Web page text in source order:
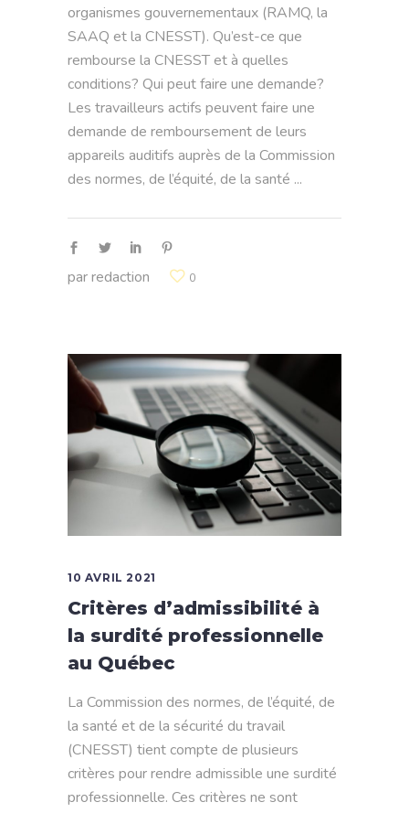
organismes gouvernementaux (RAMQ, la
SAAQ et la CNESST). Qu’est-ce que
rembourse la CNESST et à quelles
conditions? Qui peut faire une demande?
Les travailleurs actifs peuvent faire une
demande de remboursement de leurs
appareils auditifs auprès de la Commission
des normes, de l’équité, de la santé
parredaction 0
10 AVRIL 2021
Critères d’admissibilité à
la surdité professionnelle
au Québec
La Commission des normes, de l’équité, de
la santé et de la sécurité du travail
(CNESST) tient compte de plusieurs
critères pour rendre admissible une surdité
professionnelle. Ces critères ne sont